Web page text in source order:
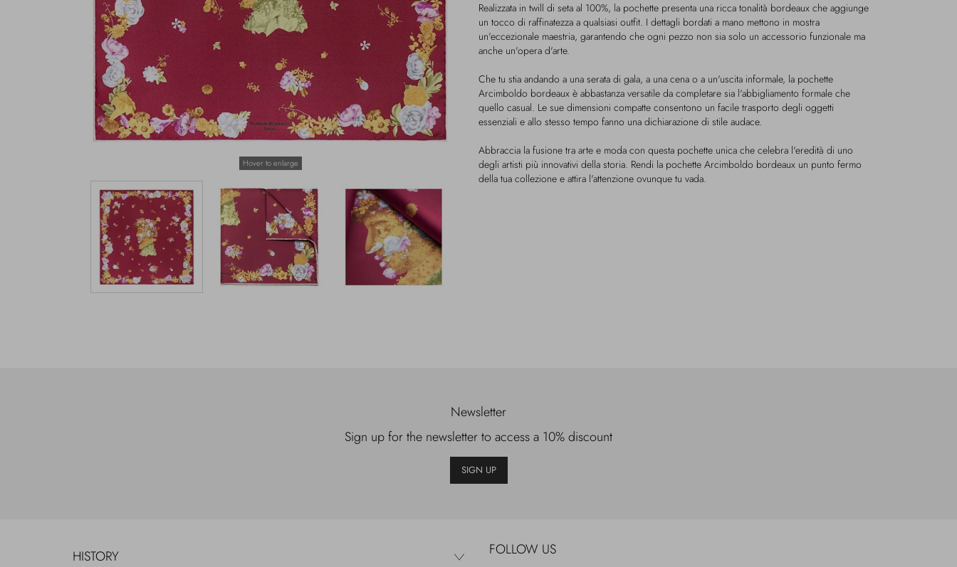
Hover to enlarge
Realizzata in twill di seta al 100%, la pochette presenta una ricca tonalità bordeaux che aggiunge
un tocco di raffinatezza a qualsiasi outfit. I dettagli bordati a mano mettono in mostra
un'eccezionale maestria, garantendo che ogni pezzo non sia solo un accessorio funzionale ma
anche un'opera d'arte.
Che tu stia andando a una serata di gala, a una cena o a un'uscita informale, la pochette
Arcimboldo bordeaux è abbastanza versatile da completare sia l'abbigliamento formale che
quello casual. Le sue dimensioni compatte consentono un facile trasporto degli oggetti
essenziali e allo stesso tempo fanno una dichiarazione di stile audace.
Abbraccia la fusione tra arte e moda con questa pochette unica che celebra l'eredità di uno
degli artisti più innovativi della storia. Rendi la pochette Arcimboldo bordeaux un punto fermo
della tua collezione e attira l'attenzione ovunque tu vada.
Newsletter
Sign up for the newsletter to access a 10% discount
SIGN UP
HISTORY FOLLOW US